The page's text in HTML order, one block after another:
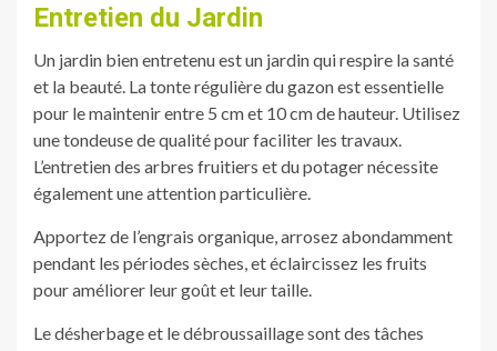
Entretien du Jardin
Un jardin bien entretenu est un jardin qui respire la santé
et la beauté. La tonte régulière du gazon est essentielle
pour le maintenir entre 5 cm et 10 cm de hauteur. Utilisez
une tondeuse de qualité pour faciliter les travaux.
L’entretien des arbres fruitiers et du potager nécessite
également une attention particulière.
Apportez de l’engrais organique, arrosez abondamment
pendant les périodes sèches, et éclaircissez les fruits
pour améliorer leur goût et leur taille.
Le désherbage et le débroussaillage sont des tâches